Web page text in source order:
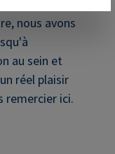
nous avons
au sein et
réel plaisir
remercier ici.